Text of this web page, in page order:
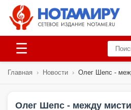
☰
Главная › Новости › Олег Шепс -
Олег Шепс - между